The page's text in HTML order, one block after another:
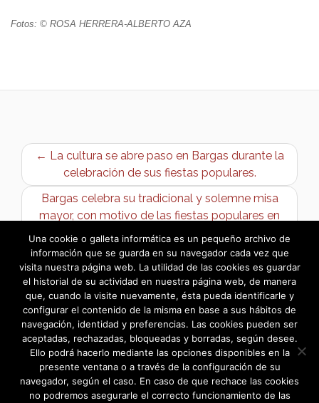
Fotos: © ROSA HERRERA-ALBERTO AZA
← La cultura se abre paso en Bargas durante la
celebración de sus fiestas populares.
Bargas celebra su tradicional y solemne misa
mayor, con motivo de las fiestas populares en
honor del Stmo. Cristo de la Sala →
Una cookie o galleta informática es un pequeño archivo de
información que se guarda en su navegador cada vez que
visita nuestra página web. La utilidad de las cookies es guardar
el historial de su actividad en nuestra página web, de manera
que, cuando la visite nuevamente, ésta pueda identificarle y
configurar el contenido de la misma en base a sus hábitos de
navegación, identidad y preferencias. Las cookies pueden ser
aceptadas, rechazadas, bloqueadas y borradas, según desee.
Ello podrá hacerlo mediante las opciones disponibles en la
presente ventana o a través de la configuración de su
navegador, según el caso. En caso de que rechace las cookies
no podremos asegurarle el correcto funcionamiento de las